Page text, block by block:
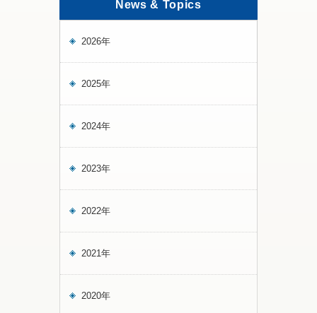
News & Topics
2026年
2025年
2024年
2023年
2022年
2021年
2020年